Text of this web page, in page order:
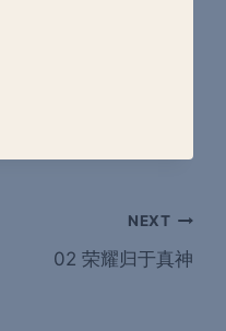
NEXT
02 荣耀归于真神